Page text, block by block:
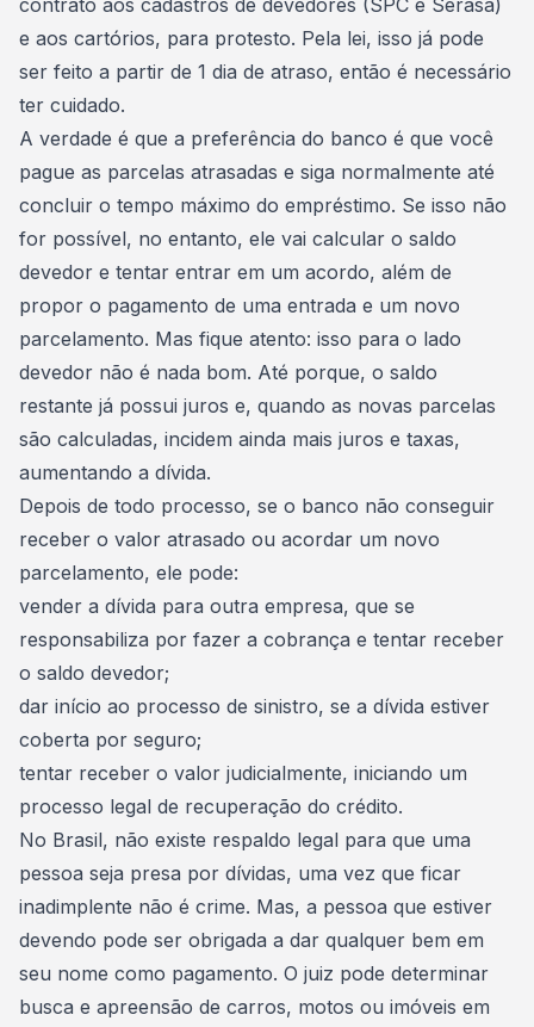
contrato aos cadastros de devedores (SPC e Serasa)
e aos cartórios, para protesto. Pela lei, isso já pode
ser feito a partir de 1 dia de atraso, então é necessário
ter cuidado.
A verdade é que a preferência do banco é que você
pague as parcelas atrasadas e siga normalmente até
concluir o tempo máximo do empréstimo. Se isso não
for possível, no entanto, ele vai calcular o saldo
devedor e tentar entrar em um acordo, além de
propor o pagamento de uma entrada e um novo
parcelamento. Mas fique atento: isso para o lado
devedor não é nada bom. Até porque, o saldo
restante já possui juros e, quando as novas parcelas
são calculadas, incidem ainda mais juros e taxas,
aumentando a dívida.
Depois de todo processo, se o banco não conseguir
receber o valor atrasado ou acordar um novo
parcelamento, ele pode:
vender a dívida para outra empresa, que se
responsabiliza por fazer a cobrança e tentar receber
o saldo devedor;
dar início ao processo de sinistro, se a dívida estiver
coberta por seguro;
tentar receber o valor judicialmente, iniciando um
processo legal de recuperação do crédito.
No Brasil, não existe respaldo legal para que uma
pessoa seja presa por dívidas, uma vez que ficar
inadimplente não é crime. Mas, a pessoa que estiver
devendo pode ser obrigada a dar qualquer bem em
seu nome como pagamento. O juiz pode determinar
busca e apreensão de carros, motos ou imóveis em